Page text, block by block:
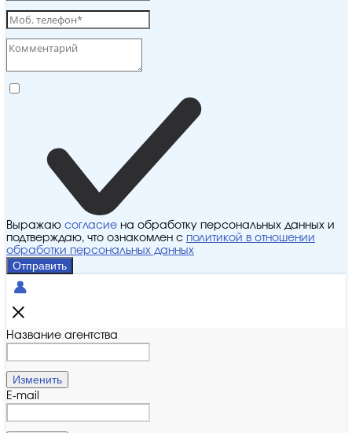
Выражаю согласие на обработку персональных данных и
подтверждаю, что ознакомлен с политикой в отношении
обработки персональных данных
Отправить
Название агентства
Изменить
E-mail